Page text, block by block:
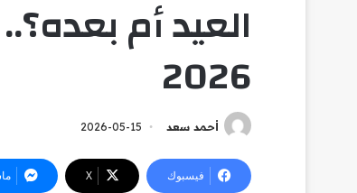
العيد أم
2026
أحمد سعد 2026-05-15
فيسبوك ‫X